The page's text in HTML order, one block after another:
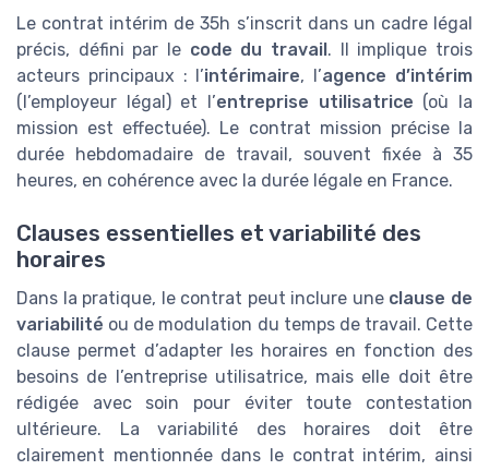
Le contrat intérim de 35h s’inscrit dans un cadre légal
précis, défini par le code du travail. Il implique trois
acteurs principaux : l’intérimaire, l’agence d’intérim
(l’employeur légal) et l’entreprise utilisatrice (où la
mission est effectuée). Le contrat mission précise la
durée hebdomadaire de travail, souvent fixée à 35
heures, en cohérence avec la durée légale en France.
Clauses essentielles et variabilité des
horaires
Dans la pratique, le contrat peut inclure une clause de
variabilité ou de modulation du temps de travail. Cette
clause permet d’adapter les horaires en fonction des
besoins de l’entreprise utilisatrice, mais elle doit être
rédigée avec soin pour éviter toute contestation
ultérieure. La variabilité des horaires doit être
clairement mentionnée dans le contrat intérim, ainsi